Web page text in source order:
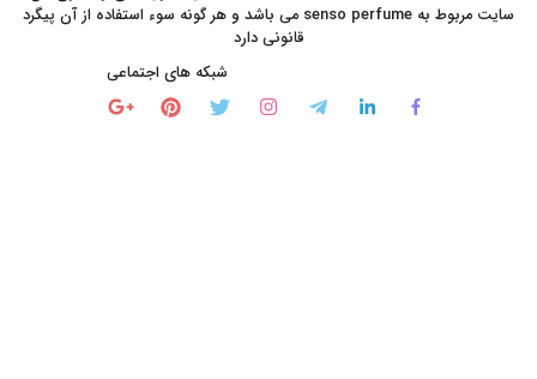
سایت مربوط به senso perfume می باشد و هر گونه سوء استفاده از آن پیگرد
قانونی دارد
شبکه های اجتماعی